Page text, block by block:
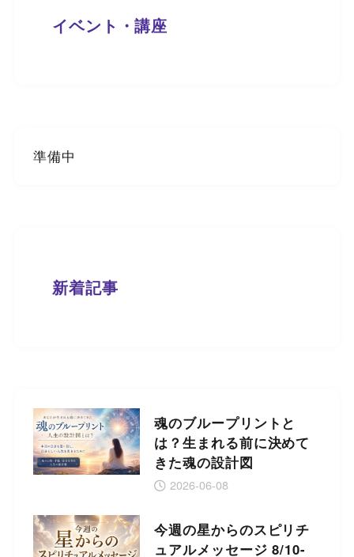
イベント・講座
準備中
新着記事
魂のブループリントと
は？生まれる前に決めて
きた魂の設計図
2026-06-08
今週の星からのスピリチ
ュアルメッセージ 8/10-